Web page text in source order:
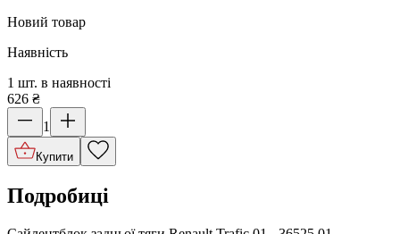
Новий товар
Наявність
1 шт. в наявності
626 ₴
1
Купити
Подробиці